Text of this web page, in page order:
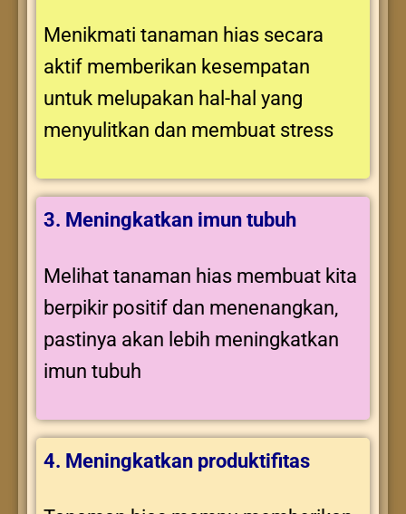
Menikmati tanaman hias secara
aktif memberikan kesempatan
untuk melupakan hal-hal yang
menyulitkan dan membuat stress
3. Meningkatkan imun tubuh
Melihat tanaman hias membuat kita
berpikir positif dan menenangkan,
pastinya akan lebih meningkatkan
imun tubuh
4. Meningkatkan produktifitas